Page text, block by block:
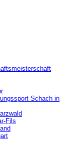
Schach in
Fils